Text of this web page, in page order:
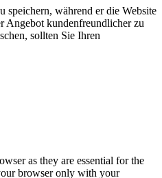
speichern, während er die Website
Angebot kundenfreundlicher zu
sollten Sie Ihren
as they are essential for the
browser only with your